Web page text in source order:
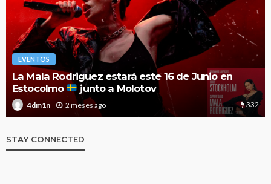
EVENTOS
La Mala Rodriguez estará este 16 de Junio en
Estocolmo
junto a Molotov
4dm1n 2 meses ago 332
STAY CONNECTED